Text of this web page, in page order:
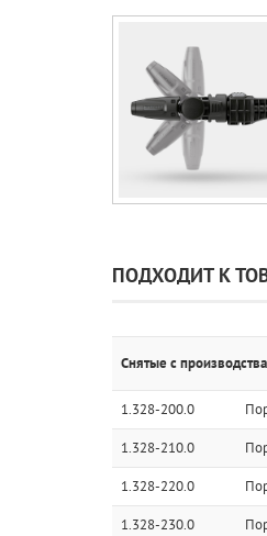
ПОДХОДИТ К
Снятые с
1.328-200.0
1.328-210.0
1.328-220.0
1.328-230.0